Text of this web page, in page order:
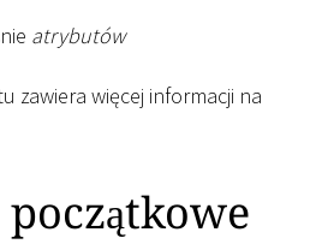
atrybutów
zawiera więcej informacji na